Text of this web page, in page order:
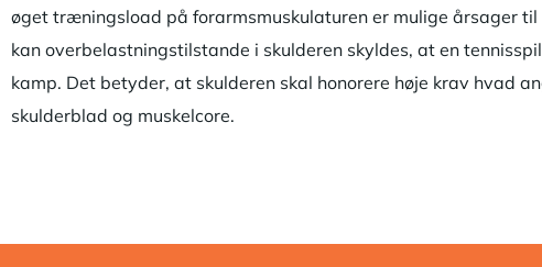
øget træningsload på forarmsmuskulaturen er mulige årsager
kan overbelastningstilstande i skulderen skyldes, at en
kamp. Det betyder, at skulderen skal honorere høje krav hvad
skulderblad og muskelcore.